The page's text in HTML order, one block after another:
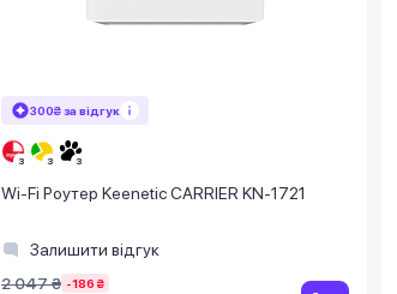
300₴ за відгук
Wi-Fi Роутер Keenetic CARRIER KN-1721
Залишити відгук
2 047 ₴ -186 ₴